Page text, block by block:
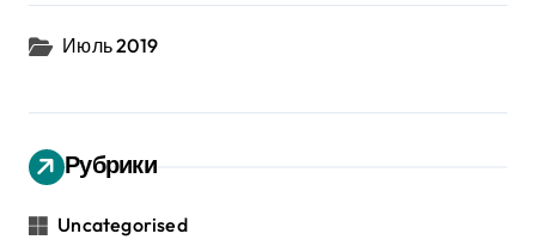
Июль 2019
Рубрики
Uncategorised